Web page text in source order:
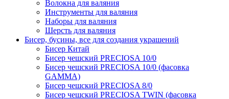
Волокна для валяния
Инструменты для валяния
Наборы для валяния
Шерсть для валяния
Бисер, бусины, все для создания украшений
Бисер Китай
Бисер чешский PRECIOSA 10/0
Бисер чешский PRECIOSA 10/0 (фасовка
GAMMA)
Бисер чешский PRECIOSA 8/0
Бисер чешский PRECIOSA TWIN (фасовка